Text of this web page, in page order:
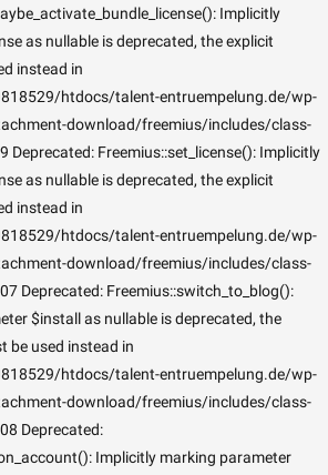
Implicitly
as nullable is deprecated, the explicit
instead in
htdocs/talent-entruempelung.de/wp-
download/freemius/includes/class-
Deprecated: Freemius::set_license(): Implicitly
as nullable is deprecated, the explicit
instead in
htdocs/talent-entruempelung.de/wp-
download/freemius/includes/class-
Deprecated: Freemius::switch_to_blog():
$install as nullable is deprecated, the
be used instead in
htdocs/talent-entruempelung.de/wp-
download/freemius/includes/class-
Deprecated:
Implicitly marking parameter